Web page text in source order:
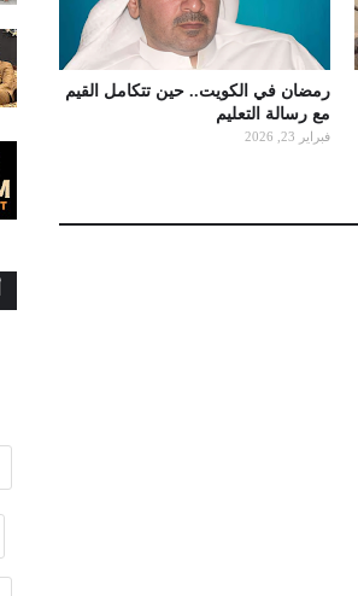
رمضان في الكويت.. حين تتكامل القيم
مع رسالة التعليم
فبراير 23, 2026